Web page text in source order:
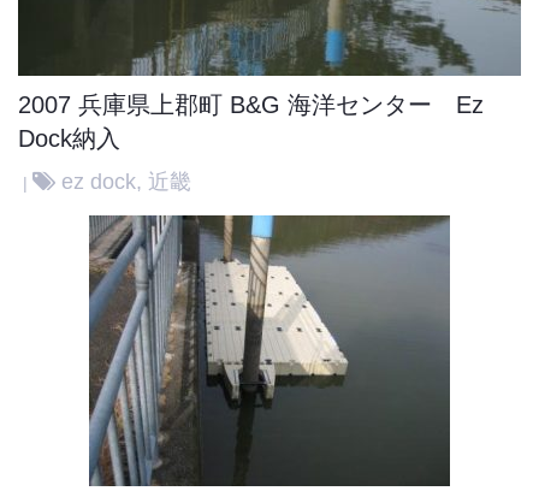
2007 兵庫県上郡町 B&G 海洋センター Ez
Dock納入
ez dock, 近畿